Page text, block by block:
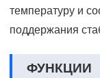
температуру и
поддержания
ФУНКЦИИ